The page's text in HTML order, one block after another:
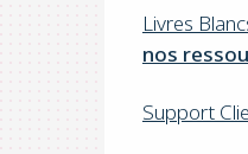
Livres
nos
Support